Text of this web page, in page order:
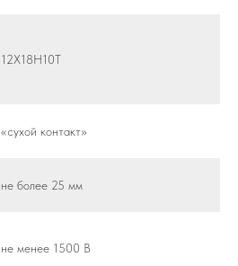
12Х18Н10Т
«сухой контакт»
не более 25 мм
не менее 1500 В